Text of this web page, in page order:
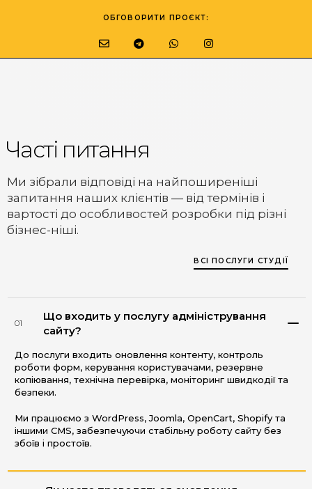
ОБГОВОРИТИ ПРОЄКТ:
Часті питання
Ми зібрали відповіді на найпоширеніші
запитання наших клієнтів — від термінів і
вартості до особливостей розробки під різні
бізнес-ніші.
ВСІ ПОСЛУГИ СТУДІЇ
01
Що входить у послугу адміністрування
сайту?
До послуги входить оновлення контенту, контроль
роботи форм, керування користувачами, резервне
копіювання, технічна перевірка, моніторинг швидкодії та
безпеки.
Ми працюємо з WordPress, Joomla, OpenCart, Shopify та
іншими CMS, забезпечуючи стабільну роботу сайту без
збоїв і простоїв.